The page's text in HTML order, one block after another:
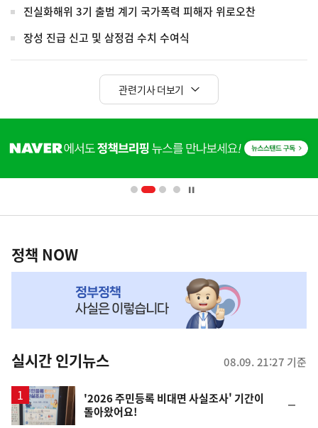
진실화해위 3기 출범 계기 국가폭력 피해자 위로오찬
장성 진급 신고 및 삼정검 수치 수여식
관련기사 더보기
단
영
책
NOW,
뉴
스
정책 NOW
실시간 인기뉴스 08.09. 21:27 기준
'2026 주민등록 비대면 사실조사' 기간이
돌아왔어요!